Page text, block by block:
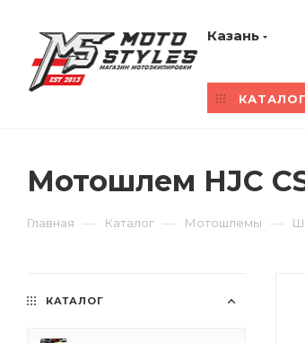
Казань
КАТАЛОГ
Мотошлем HJC
Главная — Каталог — Мотошлемы —
КАТАЛОГ